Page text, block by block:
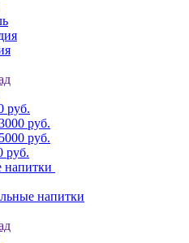
руб.
руб.
руб.
руб.
напитки
напитки